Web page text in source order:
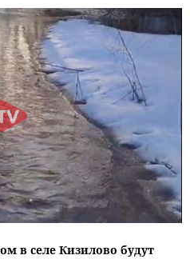
в селе Кизилово будут